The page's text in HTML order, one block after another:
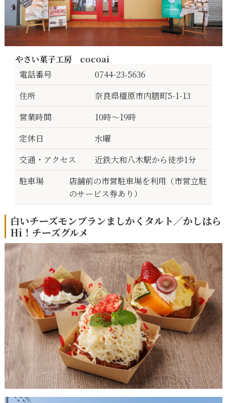
やさい菓子工房 cocoai
電話番号
0744-23-5636
住所
奈良県橿原市内膳町5-1-13
営業時間
10時～19時
定休日
水曜
交通・アクセス
近鉄大和八木駅から徒歩1分
駐車場
店舗前の市営駐車場を利用（市営立駐
のサービス券あり）
白いチーズモンブランましかくタルト／かしはら
Hi！チーズグルメ